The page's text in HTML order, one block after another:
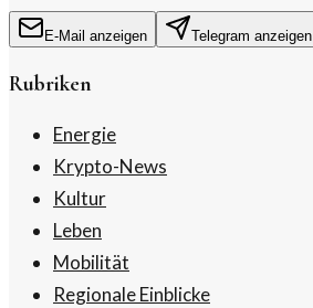
E-Mail anzeigen Telegram anzeigen
Rubriken
Energie
Krypto-News
Kultur
Leben
Mobilität
Regionale Einblicke